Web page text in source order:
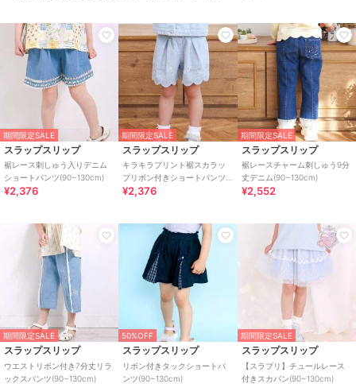
期間限定SALE
スラップスリップ
裾レース刺しゅう入りデニム
ショートパンツ(90~130cm)
¥2,376
期間限定SALE
スラップスリップ
キラキラプリント裾スカラッ
プリボン付きショートパンツ
(90~130cm)
¥2,376
期間限定SALE
スラップスリップ
裾レースチャーム刺しゅう9分
丈デニム(90~130cm)
¥2,552
期間限定SALE
スラップスリップ
ウエストリボン付き7分丈リラ
ックスパンツ(90~130cm)
50%OFF
スラップスリップ
リボン付きタックショートパ
ンツ(90~130cm)
期間限定SALE
スラップスリップ
【スラプリ】チュールレース
付きスカパン(90~130cm)